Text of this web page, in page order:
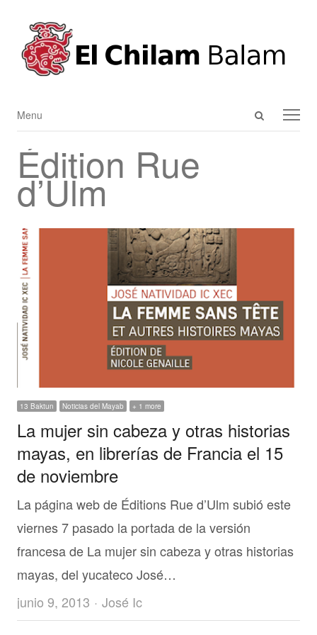
Open
Menu
Menu
Édition Rue
d’Ulm
13 Baktun Noticias del Mayab + 1 more
La mujer sin cabeza y otras historias
mayas, en librerías de Francia el 15
de noviembre
La página web de Éditions Rue d’Ulm subió este
viernes 7 pasado la portada de la versión
francesa de La mujer sin cabeza y otras historias
mayas, del yucateco José…
junio 9, 2013
Author
José Ic